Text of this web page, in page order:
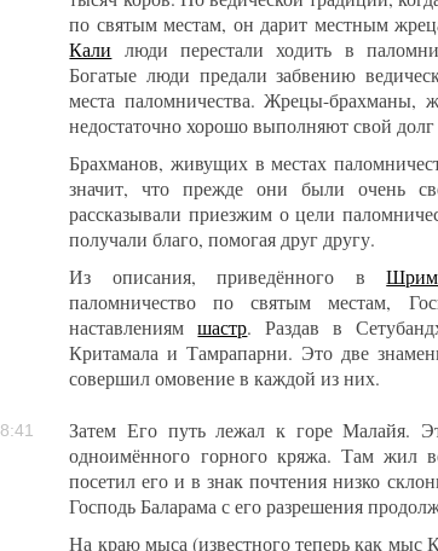
по святым местам, он дарит местным
Кали люди перестали ходить в
Богатые люди предали забвению
места паломничества. Жрецы-брахманы,
недостаточно хорошо выполняют свой
Брахманов, живущих в местах
значит, что прежде они были очень
рассказывали приезжим о цели
получали благо, помогая друг другу.
Из описания, приведённого в
паломничество по святым местам,
наставлениямшастр. Раздав в
Критамала и Тамрапарни. Это две
совершил омовение в каждой из них.
Затем Его путь лежал к горе Малайя.
одноимённого горного кряжа. Там жил
посетил его и в знак почтения низко
Господь Баларама с его разрешения
На краю мыса (известного теперь как мыс